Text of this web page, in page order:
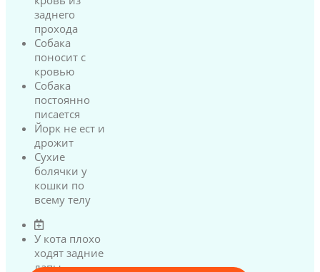
заднего
прохода
Собака
поносит с
кровью
Собака
постоянно
писается
Йорк не ест и
дрожит
Сухие
болячки у
кошки по
всему телу
У кота плохо
ходят задние
лапы